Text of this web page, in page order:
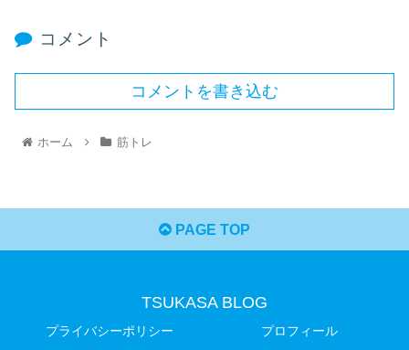
コメント
コメントを書き込む
ホーム 筋トレ
PAGE TOP
TSUKASA BLOG
プライバシーポリシー
プロフィール